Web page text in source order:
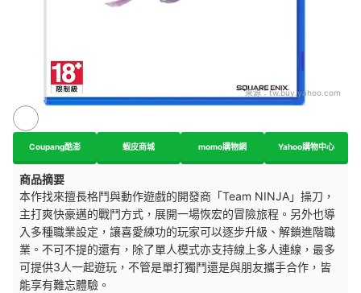
來源：tw.buy.yahoo.com
Coupang酷澎 蝦皮商城 momo購物網 Yahoo購物中心
商品摘要
本作找來擅長格鬥與動作遊戲的開發商「Team NINJA」操刀，
主打爽快豪邁的戰鬥方式，展開一場恢宏的冒險旅程。另外也導
入多種職業設定，讓喜愛練功的玩家可以逐步升級、解鎖進階職
業。不可不提的還有，除了單人模式亦支持線上多人連線，最多
可提供3人一起遊玩，不管是單打獨鬥還是與朋友攜手合作，皆
能享有難忘體驗。